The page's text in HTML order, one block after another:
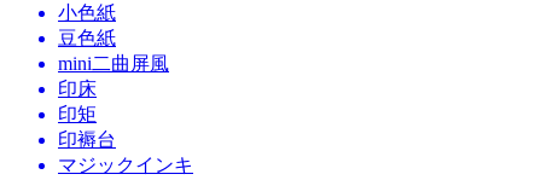
小色紙
豆色紙
mini二曲屏風
印床
印矩
印褥台
マジックインキ